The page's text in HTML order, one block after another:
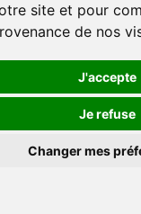
site et pour
de nos
J'accepte
Je refuse
Changer mes